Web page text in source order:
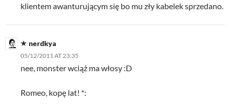
klientem awanturującym się bo mu zły kabelek sprzedano.
nerdkya
05/12/2011 AT 23:35
nee, monster wciąż ma włosy :D
Romeo, kopę lat! *: